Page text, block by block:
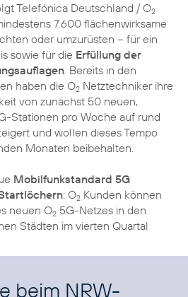
Telefónica Deutschland / O2
7.600 flächenwirksame
oder umzurüsten – für ein
sowie für die Erfüllung der
. Bereits in den
haben die O2 Netztechniker ihre
von zunächst 50 neuen,
Stationen pro Woche auf rund
und wollen dieses Tempo
Monaten beibehalten.
Mobilfunkstandard 5G
: O2 Kunden können
neuen O2 5G-Netzes in den
Städten im vierten Quartal
beim NRW-